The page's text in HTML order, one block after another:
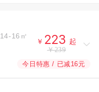
14-16㎡
￥  起
￥239
今日特惠 / 已减16元